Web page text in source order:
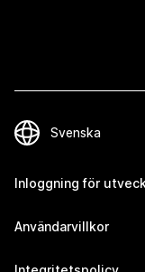
Inloggning för
Användarvillkor